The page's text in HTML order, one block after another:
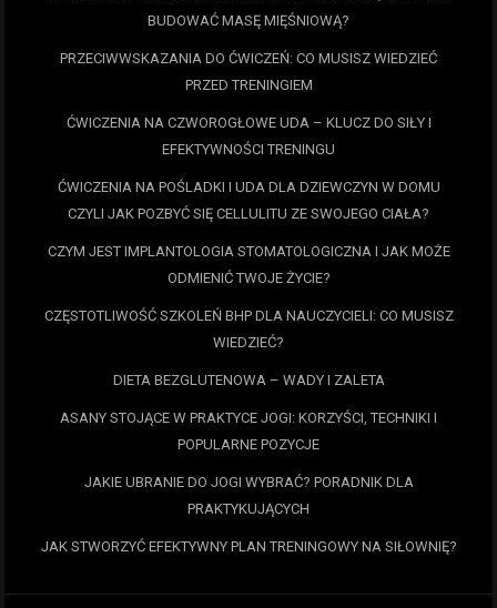
BUDOWAĆ MASĘ MIĘŚNIOWĄ?
PRZECIWWSKAZANIA DO ĆWICZEŃ: CO MUSISZ WIEDZIEĆ
PRZED TRENINGIEM
ĆWICZENIA NA CZWOROGŁOWE UDA – KLUCZ DO SIŁY I
EFEKTYWNOŚCI TRENINGU
ĆWICZENIA NA POŚLADKI I UDA DLA DZIEWCZYN W DOMU
CZYLI JAK POZBYĆ SIĘ CELLULITU ZE SWOJEGO CIAŁA?
CZYM JEST IMPLANTOLOGIA STOMATOLOGICZNA I JAK MOŻE
ODMIENIĆ TWOJE ŻYCIE?
CZĘSTOTLIWOŚĆ SZKOLEŃ BHP DLA NAUCZYCIELI: CO MUSISZ
WIEDZIEĆ?
DIETA BEZGLUTENOWA – WADY I ZALETA
ASANY STOJĄCE W PRAKTYCE JOGI: KORZYŚCI, TECHNIKI I
POPULARNE POZYCJE
JAKIE UBRANIE DO JOGI WYBRAĆ? PORADNIK DLA
PRAKTYKUJĄCYCH
JAK STWORZYĆ EFEKTYWNY PLAN TRENINGOWY NA SIŁOWNIĘ?